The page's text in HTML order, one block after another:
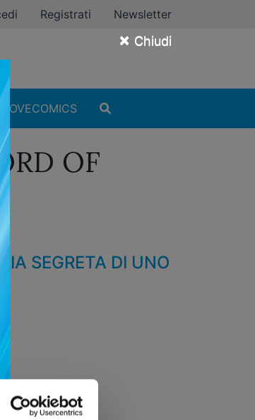
× Chiudi
Registrati Newsletter
OF
SEGRETA DI UNO